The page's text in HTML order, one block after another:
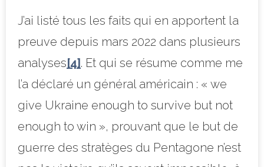
J’ai listé tous les faits qui en apportent la
preuve depuis mars 2022 dans plusieurs
analyses[4]. Et qui se résume comme me
l’a déclaré un général américain : « we
give Ukraine enough to survive but not
enough to win », prouvant que le but de
guerre des stratèges du Pentagone n’est